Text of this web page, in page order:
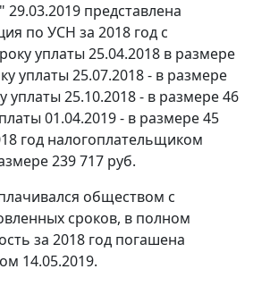
представлена
по УСН за 2018 год с
уплаты 25.04.2018 в размере
уплаты 25.07.2018 - в размере
уплаты 25.10.2018 - в размере 46
01.04.2019 - в размере 45
год налогоплательщиком
239 717 руб.
обществом с
сроков, в полном
за 2018 год погашена
14.05.2019.